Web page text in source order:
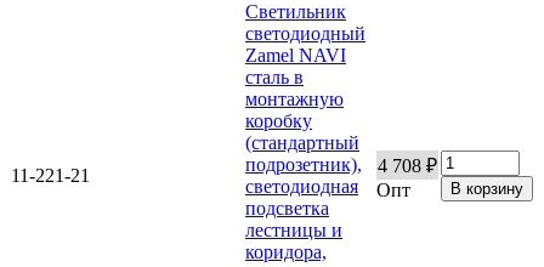
11-221-21
Светильник
светодиодный
Zamel NAVI
сталь в
монтажную
коробку
(стандартный
подрозетник),
светодиодная
подсветка
лестницы и
коридора,
4 708 ₽
Опт